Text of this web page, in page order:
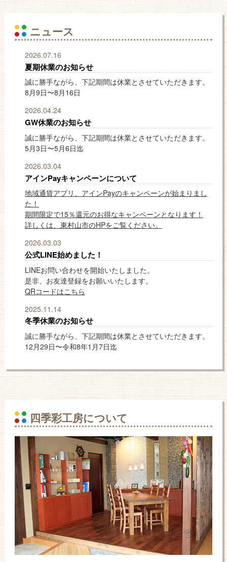
ニュース
2026.07.16
夏期休業のお知らせ
誠に勝手ながら、下記期間は休業とさせていただきます。
8月9日〜8月16日
2026.04.24
GW休業のお知らせ
誠に勝手ながら、下記期間は休業とさせていただきます。
5月3日〜5月6日迄
2026.03.04
アインPayキャンペーンについて
地域通貨アプリ、アインPayのキャンペーンが始まりまし
た！
期間限定で15％還元のお得なキャンペーンとなります！
詳しくは、東村山市のHPをご覧ください。
2026.03.03
公式LINE始めました！
LINEお問い合わせを開始いたしました。
是非、お友達登録をお願いいたします。
QRコードはこちら
2025.11.14
冬季休業のお知らせ
誠に勝手ながら、下記期間は休業とさせていただきます。
12月29日〜令和8年1月7日迄
四季彩工房について